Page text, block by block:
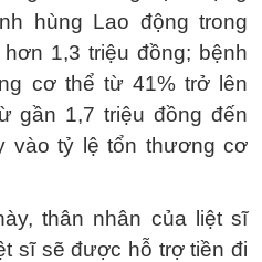
hùng Lao động trong
1,3 triệu đồng; bệnh
cơ thể từ 41% trở lên
gần 1,7 triệu đồng đến
vào tỷ lệ tổn thương cơ
thân nhân của liệt sĩ
sĩ sẽ được hỗ trợ tiền đi